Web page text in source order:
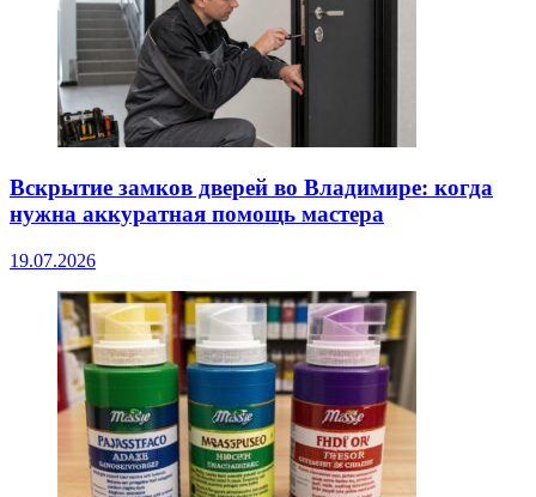
Вскрытие замков дверей во Владимире: когда
нужна аккуратная помощь мастера
19.07.2026